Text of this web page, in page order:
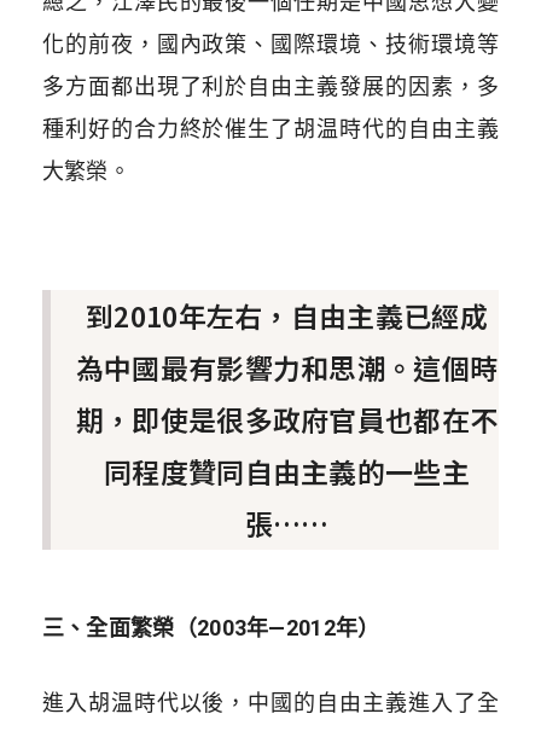
化的前夜，國內政策、國際環境、技術環境等
多方面都出現了利於自由主義發展的因素，多
種利好的合力終於催生了胡温時代的自由主義
大繁榮。
到2010年左右，自由主義已經成
為中國最有影響力和思潮。這個時
期，即使是很多政府官員也都在不
同程度贊同自由主義的一些主
張……
三、全面繁榮（2003年—2012年）
進入胡温時代以後，中國的自由主義進入了全